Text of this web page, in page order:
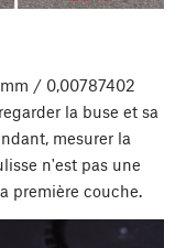
/ 0,00787402
la buse et sa
mesurer la
n'est pas une
première couche.